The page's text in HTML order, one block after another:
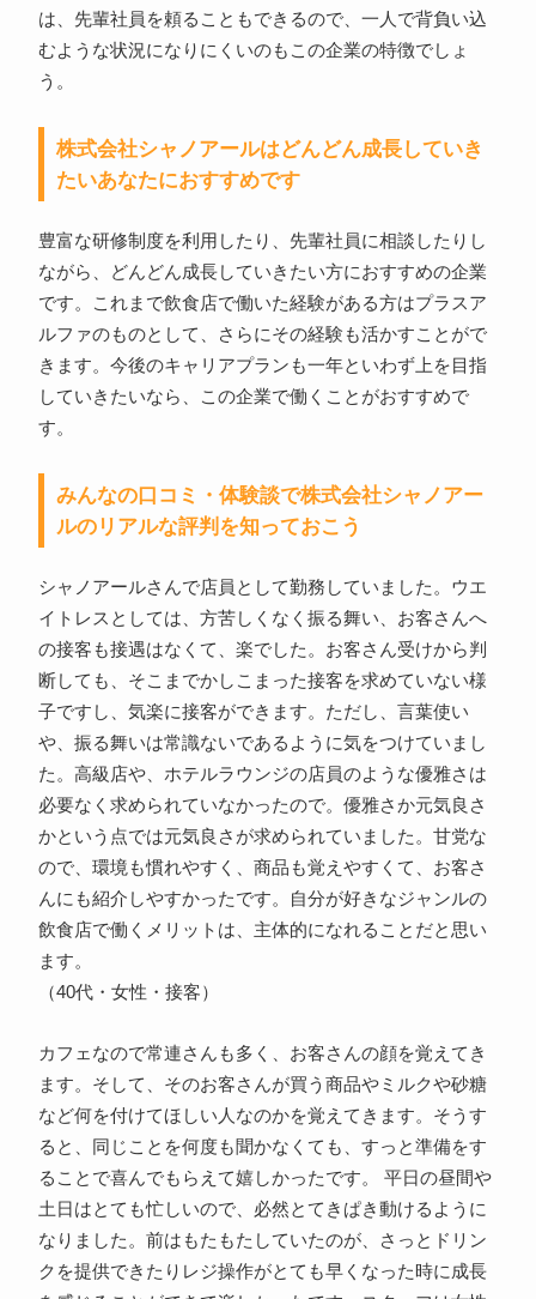
は、先輩社員を頼ることもできるので、一人で背負い込
むような状況になりにくいのもこの企業の特徴でしょ
う。
株式会社シャノアールはどんどん成長していき
たいあなたにおすすめです
豊富な研修制度を利用したり、先輩社員に相談したりし
ながら、どんどん成長していきたい方におすすめの企業
です。これまで飲食店で働いた経験がある方はプラスア
ルファのものとして、さらにその経験も活かすことがで
きます。今後のキャリアプランも一年といわず上を目指
していきたいなら、この企業で働くことがおすすめで
す。
みんなの口コミ・体験談で株式会社シャノアー
ルのリアルな評判を知っておこう
シャノアールさんで店員として勤務していました。ウエ
イトレスとしては、方苦しくなく振る舞い、お客さんへ
の接客も接遇はなくて、楽でした。お客さん受けから判
断しても、そこまでかしこまった接客を求めていない様
子ですし、気楽に接客ができます。ただし、言葉使い
や、振る舞いは常識ないであるように気をつけていまし
た。高級店や、ホテルラウンジの店員のような優雅さは
必要なく求められていなかったので。優雅さか元気良さ
かという点では元気良さが求められていました。甘党な
ので、環境も慣れやすく、商品も覚えやすくて、お客さ
んにも紹介しやすかったです。自分が好きなジャンルの
飲食店で働くメリットは、主体的になれることだと思い
ます。
（40代・女性・接客）
カフェなので常連さんも多く、お客さんの顔を覚えてき
ます。そして、そのお客さんが買う商品やミルクや砂糖
など何を付けてほしい人なのかを覚えてきます。そうす
ると、同じことを何度も聞かなくても、すっと準備をす
ることで喜んでもらえて嬉しかったです。 平日の昼間や
土日はとても忙しいので、必然とてきぱき動けるように
なりました。前はもたもたしていたのが、さっとドリン
クを提供できたりレジ操作がとても早くなった時に成長